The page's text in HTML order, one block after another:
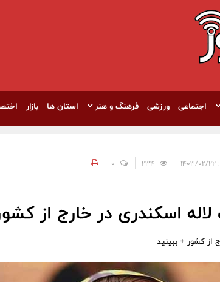
اجتماعی ورزشی فرهنگ و هنر استان ها بازار
0
اسکندری در خارج از
کشور + ببینید